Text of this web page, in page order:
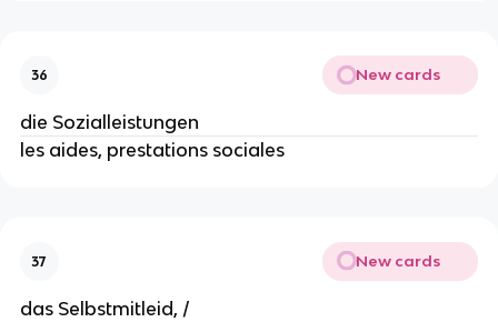
36 New cards
die Sozialleistungen
les aides, prestations sociales
37 New cards
das Selbstmitleid, /